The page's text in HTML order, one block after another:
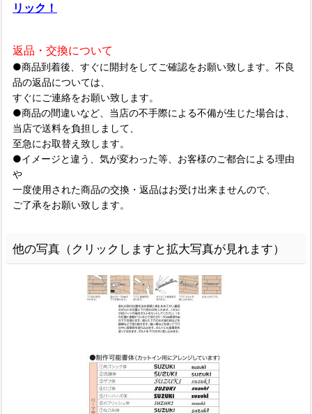
リック！
返品・交換について
●商品到着後、すぐに開封をしてご確認をお願い致します。不良
品の返品については、
すぐにご連絡をお願い致します。
●商品の間違いなど、当店の不手際による不備が生じた場合は、
当店で送料を負担しまして、
至急にお取替え致します。
●イメージと違う、気が変わった等、お客様のご都合による理由
や
一度使用された商品の交換・返品はお受け出来ませんので、
ご了承をお願い致します。
他の写真（クリックしますと拡大写真が見れます）